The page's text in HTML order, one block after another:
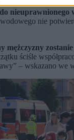
do
nie
mężczyzny
ściśle
– wskazano we